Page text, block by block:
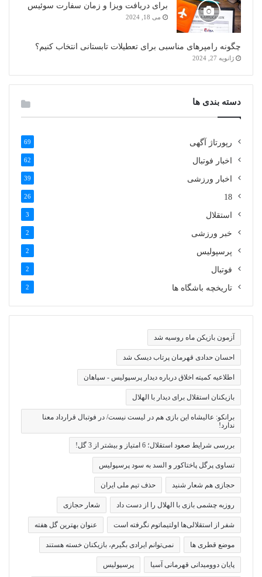
برای دریافت ویزا و زمان سفارت سوئیس
می 18, 2024
چگونه رامپرهای مناسبی برای تعطیلات تابستانی انتخاب کنیم؟
ژانویه 27, 2024
دسته بندی ها
رپورتاژ آگهی 69
اخبار فوتبال 62
اخبار ورزشی 39
18
26
استقلال 3
خبر ورزشی 2
پرسپولیس 2
فوتبال 2
تاریخچه باشگاه ها 2
آزمون بازیکن ماه روسیه شد
احسان حدادی قهرمان پرتاب دیسک شد
اطلاعیه کمیته اخلاق درباره دیدار پرسپولیس - سپاهان
بازیکنان استقلال برای دیدار با الهلال
برانکو: عالیشاه این بازی هم در لیست نیست/ در فوتبال قرارداد معنا
ندارد!
بررسی شرایط صعود استقلال؛ 6 امتیاز و بیشتر از 3 گل!
تساوی پرگل پاختاکور و السد به سود پرسپولیس
حجازی هم شعار شنید حذف تیم ملی ایران
روزبه چشمی بازی با الهلال را از دست داد شعار حجازی
شفر از استقلالی‌ها اولتیماتوم نگرفته است عنوان بهترین گل هفته
موضع قطری ها نمی‌توانم ایرادی بگیرم، بازیکنان خسته هستند
پایان دوومیدانی قهرمانی آسیا پرسپولیس